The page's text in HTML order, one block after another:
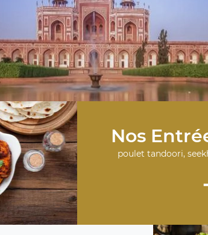
Nos
poulet tandoori,